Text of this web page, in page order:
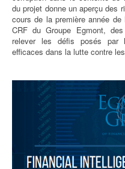
du projet donne un aperçu des
cours de la première année
CRF du Groupe Egmont,
relever les défis posés par
efficaces dans la lutte contre